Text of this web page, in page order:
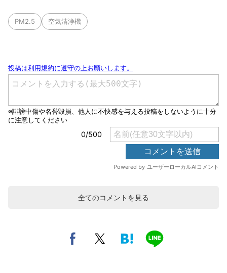
PM2.5 空気清浄機
全てのコメントを見る